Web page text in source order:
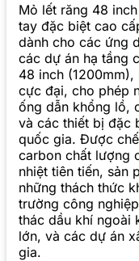
Mỏ lết răng 48
tay đặc biệt cao
dành cho các ứng
các dự án hạ tầng
48 inch
cực đại, cho phép
ống dẫn khổng lồ,
và các thiết bị đặc
quốc gia. Được
carbon chất lượng
nhiệt tiên tiến, sản
những thách thức
trường công
thác dầu khí ngoài
lớn, và các dự án
gia.